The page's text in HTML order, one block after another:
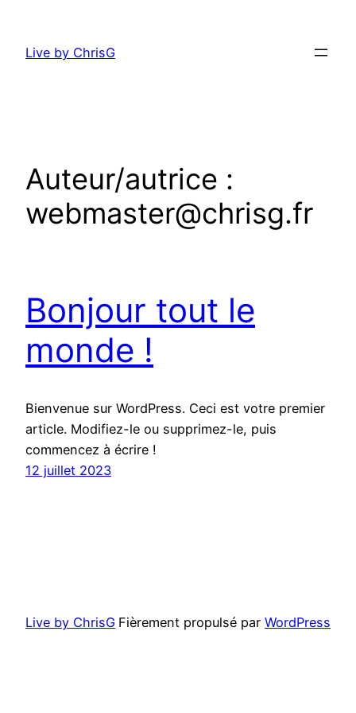
contenu
Live by ChrisG
Auteur/autrice :
webmaster@chrisg.fr
Bonjour tout le
monde !
Bienvenue sur WordPress. Ceci est votre premier
article. Modifiez-le ou supprimez-le, puis
commencez à écrire !
12 juillet 2023
Live by ChrisG Fièrement propulsé par WordPress